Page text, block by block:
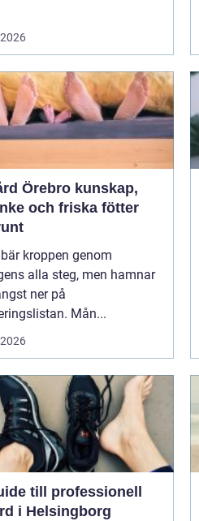
kunskap,
och friska fötter
kroppen genom
alla steg, men hamnar
ner på
Mån...
till professionell
i Helsingborg